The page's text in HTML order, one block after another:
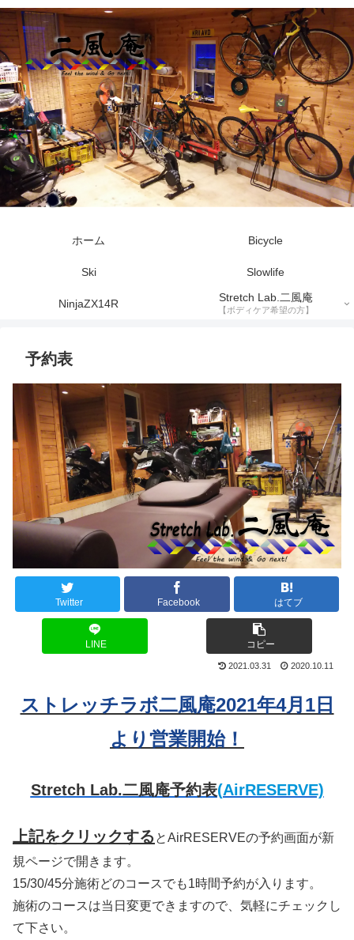
ホーム Bicycle
Ski Slowlife
NinjaZX14R Stretch Lab.二風庵
【ボディケア希望の方】
予約表
Twitter Facebook はてブ
LINE コピー
2021.03.31 2020.10.11
ストレッチラボ二風庵2021年4月1日
より営業開始！
Stretch Lab.二風庵予約表(AirRESERVE)
上記をクリックする とAirRESERVEの予約画面が新
規ページで開きます。
15/30/45分施術どのコースでも1時間予約が入ります。
施術のコースは当日変更できますので、気軽にチェックし
て下さい。